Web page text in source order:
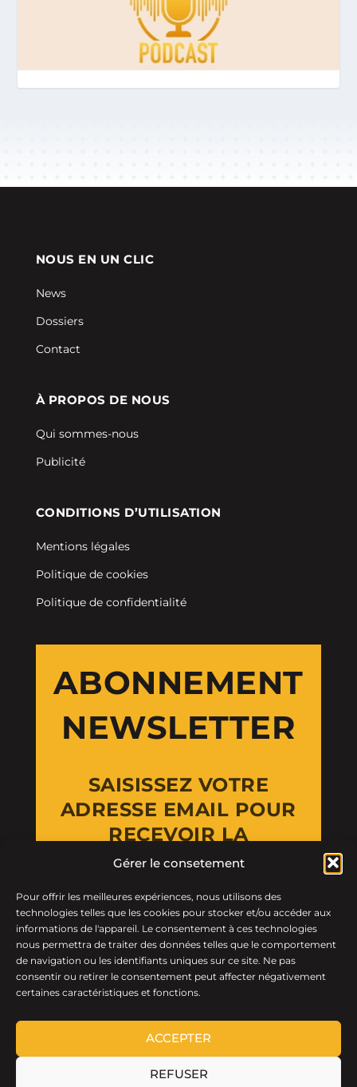
Gérer le consetement
Pour offrir les meilleures expériences, nous utilisons des
technologies telles que les cookies pour stocker et/ou accéder aux
informations de l'appareil. Le consentement à ces technologies
nous permettra de traiter des données telles que le comportement
de navigation ou les identifiants uniques sur ce site. Ne pas
consentir ou retirer le consentement peut affecter négativement
certaines caractéristiques et fonctions.
ACCEPTER
REFUSER
NOUS EN UN CLIC
News
Dossiers
Contact
À PROPOS DE NOUS
Qui sommes-nous
Publicité
CONDITIONS D’UTILISATION
Mentions légales
Politique de cookies
Politique de confidentialité
ABONNEMENT
NEWSLETTER
SAISISSEZ VOTRE
ADRESSE EMAIL POUR
RECEVOIR LA
NEWSLETTER
Email Address